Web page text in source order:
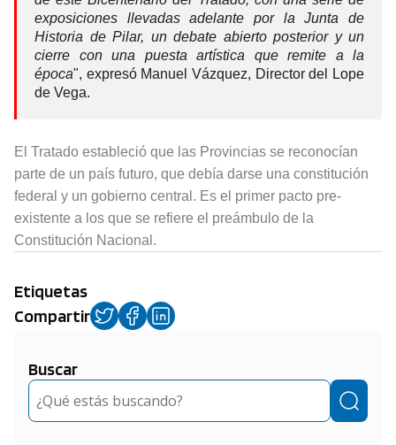
exposiciones llevadas adelante por la Junta de
Historia de Pilar, un debate abierto posterior y un
cierre con una puesta artística que remite a la
época", expresó Manuel Vázquez, Director del Lope
de Vega.
El Tratado estableció que las Provincias se reconocían
parte de un país futuro, que debía darse una constitución
federal y un gobierno central. Es el primer pacto pre-
existente a los que se refiere el preámbulo de la
Constitución Nacional.
Etiquetas
Compartir
Buscar
Buscar